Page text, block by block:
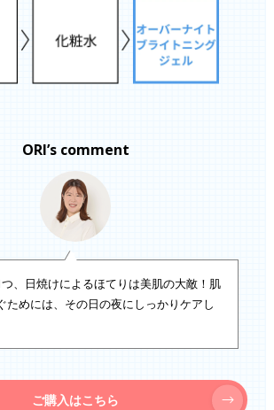
ORI’s comment
、日焼けによるほてりは美肌の大敵！肌
ためには、その日の夜にしっかりケアし
ご購入はこちら